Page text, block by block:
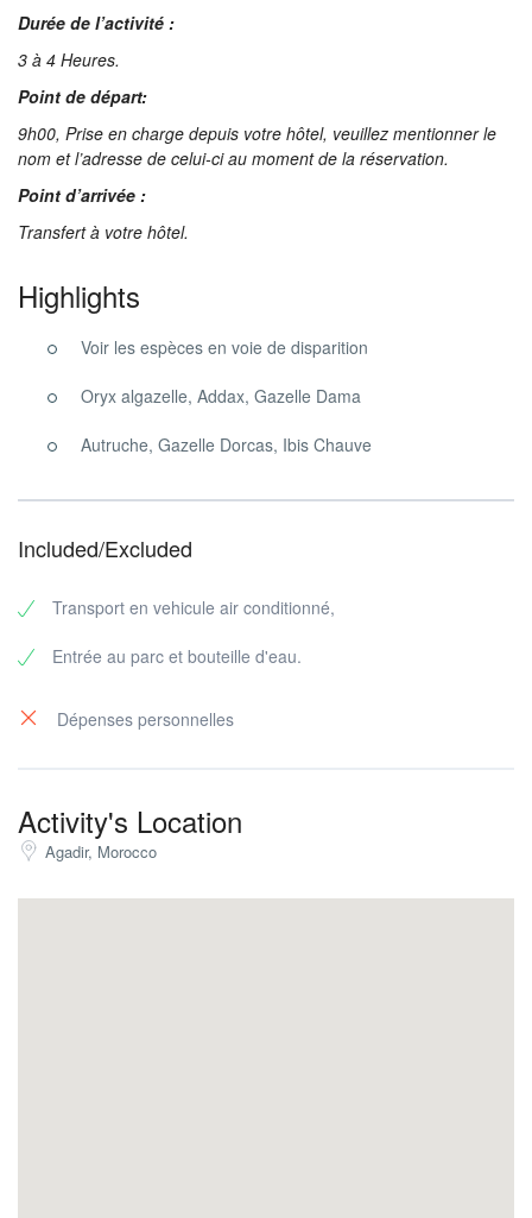
Durée de l’activité :
3 à 4 Heures.
Point de départ:
9h00, Prise en charge depuis votre hôtel, veuillez mentionner le
nom et l’adresse de celui-ci au moment de la réservation.
Point d’arrivée :
Transfert à votre hôtel.
Highlights
Voir les espèces en voie de disparition
Oryx algazelle, Addax, Gazelle Dama
Autruche, Gazelle Dorcas, Ibis Chauve
Included/Excluded
Transport en vehicule air conditionné,
Entrée au parc et bouteille d'eau.
Dépenses personnelles
Activity's Location
Agadir, Morocco